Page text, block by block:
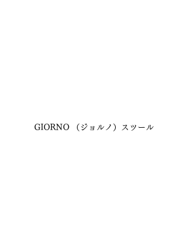
GIORNO （ジョルノ）スツール